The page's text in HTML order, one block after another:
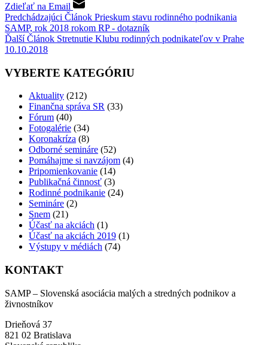
Zdieľať na Email
Predchádzajúci Článok Prieskum stavu rodinného podnikania
SAMP, rok 2018 rokom RP - dotazník
ĎalšíČlánok Stretnutie Klubu rodinných podnikateľov v Prahe
10.10.2018
VYBERTE KATEGÓRIU
Aktuality (212)
Finančna správa SR (33)
Fórum (40)
Fotogalérie (34)
Koronakríza (8)
Odborné semináre (52)
Pomáhajme si navzájom (4)
Pripomienkovanie (14)
Publikačná činnosť (3)
Rodinné podnikanie (24)
Semináre (2)
Snem (21)
Účasť na akciách (1)
Účasť na akciách 2019 (1)
Výstupy v médiách (74)
KONTAKT
SAMP – Slovenská asociácia malých a stredných podnikov a
živnostníkov
Drieňová 37
821 02 Bratislava